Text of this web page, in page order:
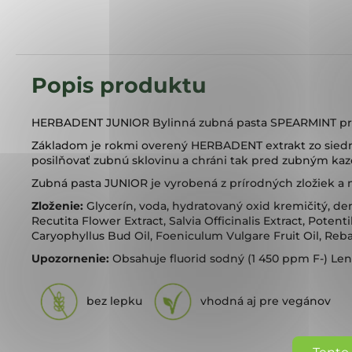
HERBADENT JUNIOR Bylinná zubná pasta SPEARMINT
Základom je rokmi overený HERBADENT extrakt zo
posilňovať zubnú sklovinu a chráni tak pred zubným
Zubná pasta JUNIOR je vyrobená z prírodných zložiek
Zloženie: Glycerín, voda, hydratovaný oxid kremičitý,
Recutita Flower Extract, Salvia Officinalis Extract,
Caryophyllus Bud Oil, Foeniculum Vulgare Fruit Oil,
Upozornenie: Obsahuje fluorid sodný (1 450 ppm F-)
bez lepku vhodná aj pre vegánov